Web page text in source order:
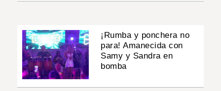
¡Rumba y ponchera no
para! Amanecida con
Samy y Sandra en
bomba